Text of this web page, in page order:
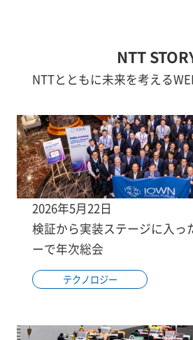
NTT
NTTとともに未来を考える
2026年5月22日
検証から実装ステージに入っ
ーで年次総会
テクノロジー